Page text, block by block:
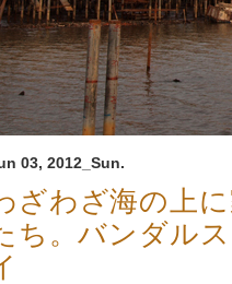
03, 2012_Sun.
ざわざ海の上
ち。バンダル